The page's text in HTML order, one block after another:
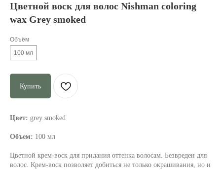
Цветной воск для волос Nishman coloring
wax Grey smoked
Объём
100 мл
Купить
Цвет: grey smoked
Объем: 100 мл
Цветной крем-воск для придания оттенка волосам. Безвреден для
волос. Крем-воск позволяет добиться не только окрашивания, но и